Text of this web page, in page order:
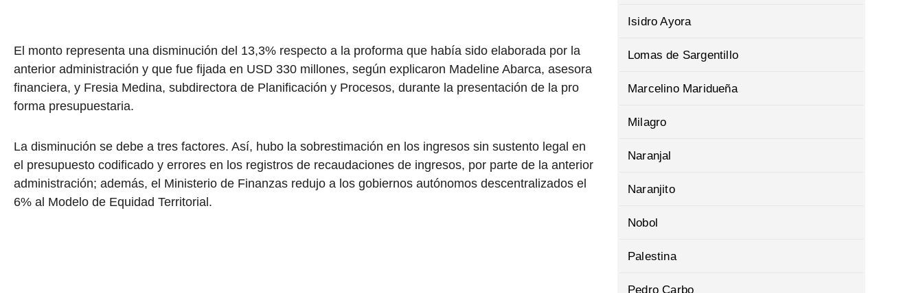
El monto representa una disminución del 13,3% respecto a la proforma que había sido elaborada por la
anterior administración y que fue fijada en USD 330 millones, según explicaron Madeline Abarca, asesora
financiera, y Fresia Medina, subdirectora de Planificación y Procesos, durante la presentación de la pro
forma presupuestaria.
La disminución se debe a tres factores. Así, hubo la sobrestimación en los ingresos sin sustento legal en
el presupuesto codificado y errores en los registros de recaudaciones de ingresos, por parte de la anterior
administración; además, el Ministerio de Finanzas redujo a los gobiernos autónomos descentralizados el
6% al Modelo de Equidad Territorial.
Isidro Ayora
Lomas de Sargentillo
Marcelino Maridueña
Milagro
Naranjal
Naranjito
Nobol
Palestina
Pedro Carbo